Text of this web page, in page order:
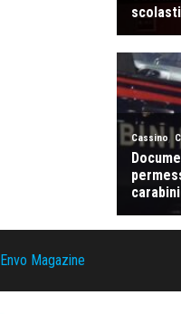
Envo Magazine